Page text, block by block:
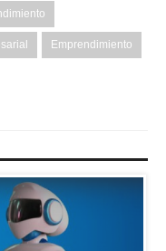
Emprendimiento